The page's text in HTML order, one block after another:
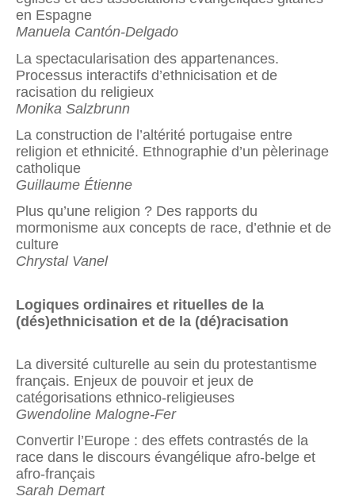
en Espagne
Manuela Cantón-Delgado
La spectacularisation des appartenances.
Processus interactifs d’ethnicisation et de
racisation du religieux
Monika Salzbrunn
La construction de l’altérité portugaise entre
religion et ethnicité. Ethnographie d’un pèlerinage
catholique
Guillaume Étienne
Plus qu’une religion ? Des rapports du
mormonisme aux concepts de race, d’ethnie et de
culture
Chrystal Vanel
Logiques ordinaires et rituelles de la
(dés)ethnicisation et de la (dé)racisation
La diversité culturelle au sein du protestantisme
français. Enjeux de pouvoir et jeux de
catégorisations ethnico-religieuses
Gwendoline Malogne-Fer
Convertir l’Europe : des effets contrastés de la
race dans le dis­cours évangélique afro-belge et
afro-français
Sarah Demart